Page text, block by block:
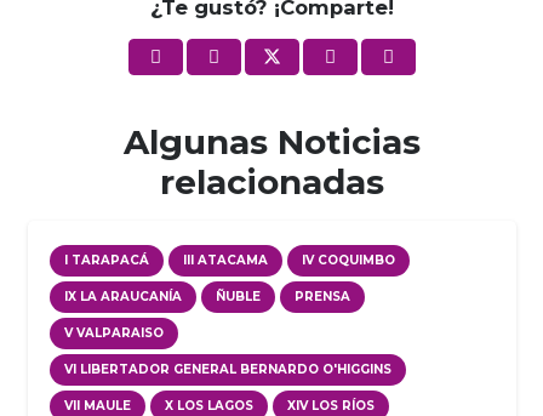
¿Te gustó? ¡Comparte!
Algunas Noticias
relacionadas
I TARAPACÁ III ATACAMA IV COQUIMBO
IX LA ARAUCANÍA ÑUBLE PRENSA
V VALPARAISO
VI LIBERTADOR GENERAL BERNARDO O'HIGGINS
VII MAULE X LOS LAGOS XIV LOS RÍOS